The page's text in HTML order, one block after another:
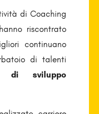
di Coaching
riscontrato
continuano
di talenti
di sviluppo